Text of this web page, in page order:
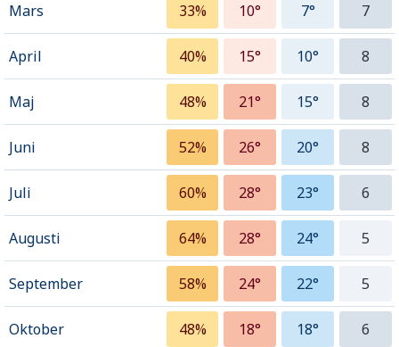
Mars 33% 10° 7° 7
April 40% 15° 10° 8
Maj 48% 21° 15° 8
Juni 52% 26° 20° 8
Juli 60% 28° 23° 6
Augusti 64% 28° 24° 5
September 58% 24° 22° 5
Oktober 48% 18° 18° 6